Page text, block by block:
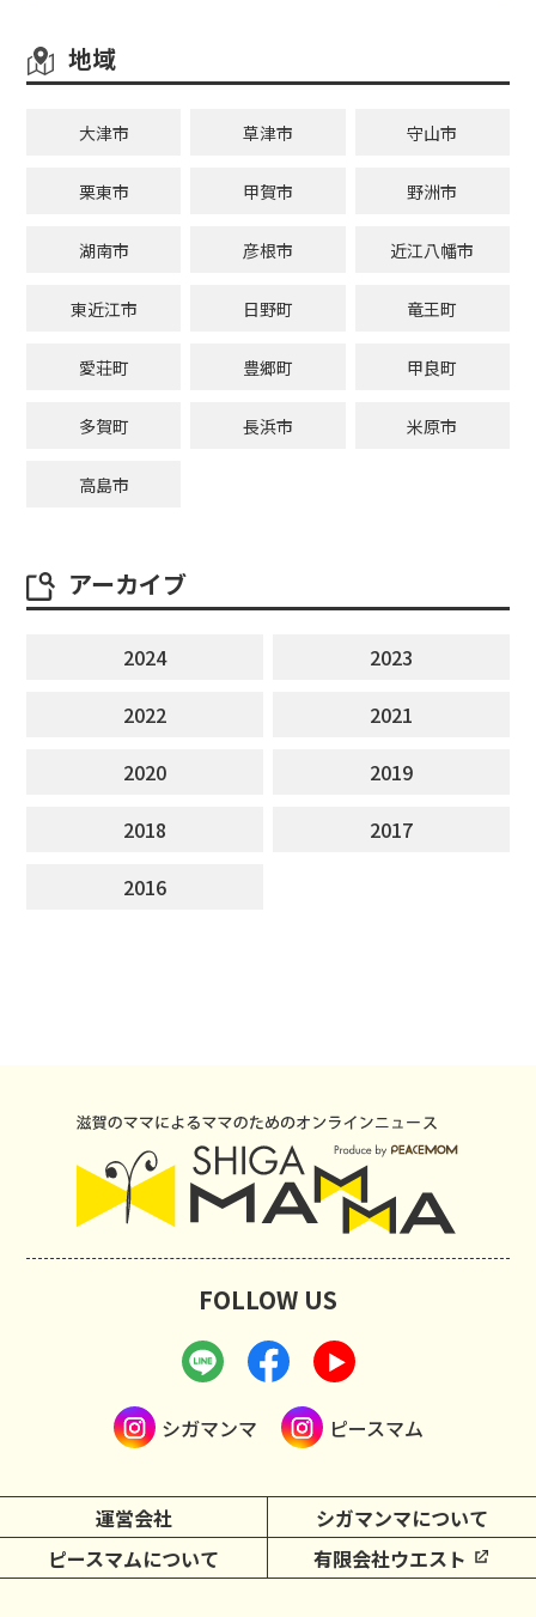
地域
大津市 草津市 守山市
栗東市 甲賀市 野洲市
湖南市 彦根市 近江八幡市
東近江市 日野町 竜王町
愛荘町 豊郷町 甲良町
多賀町 長浜市 米原市
高島市
アーカイブ
2024
2023
2022
2021
2020
2019
2018
2017
2016
運営会社
シガマンマについて
ピースマムについて
有限会社ウエスト
FOLLOW US
シガマンマ ピースマム